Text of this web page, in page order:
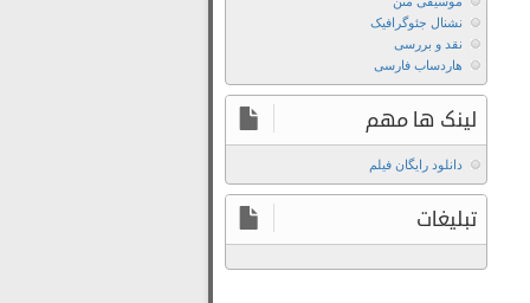
فیلم
Birdboy
The
Forgotten
Children
دانلود
فیلم
Birdboy
The
Forgotten
نشنال جئوگرافیک
نقد و بررسی
هاردساب فارسی
لینک ها مهم
دانلود رایگان فیلم
تبلیغات